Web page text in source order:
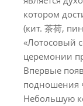
котором
(кит. 茶荷,
«Лотосовый
церемонии
Впервые
подношения
Небольшую